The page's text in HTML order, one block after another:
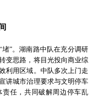
”。湖南路中队在充分调研
变思路，将目光投向商业综
利用区域。中队多次上门走
讲城市治理要求与文明停车
责任，共同破解周边停车乱